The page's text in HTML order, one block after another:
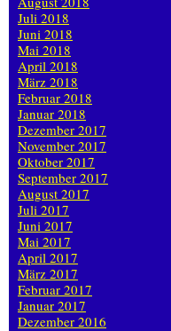
Juli 2018
Juni 2018
Mai 2018
April 2018
März 2018
Februar 2018
Januar 2018
Dezember 2017
November 2017
Oktober 2017
September 2017
August 2017
Juli 2017
Juni 2017
Mai 2017
April 2017
März 2017
Februar 2017
Januar 2017
Dezember 2016